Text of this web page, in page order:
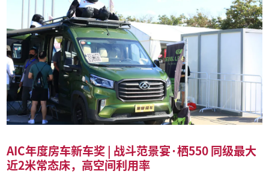
AIC年度房车新车奖 | 战斗范景宴·栖550 同级最大
近2米常态床，高空间利用率